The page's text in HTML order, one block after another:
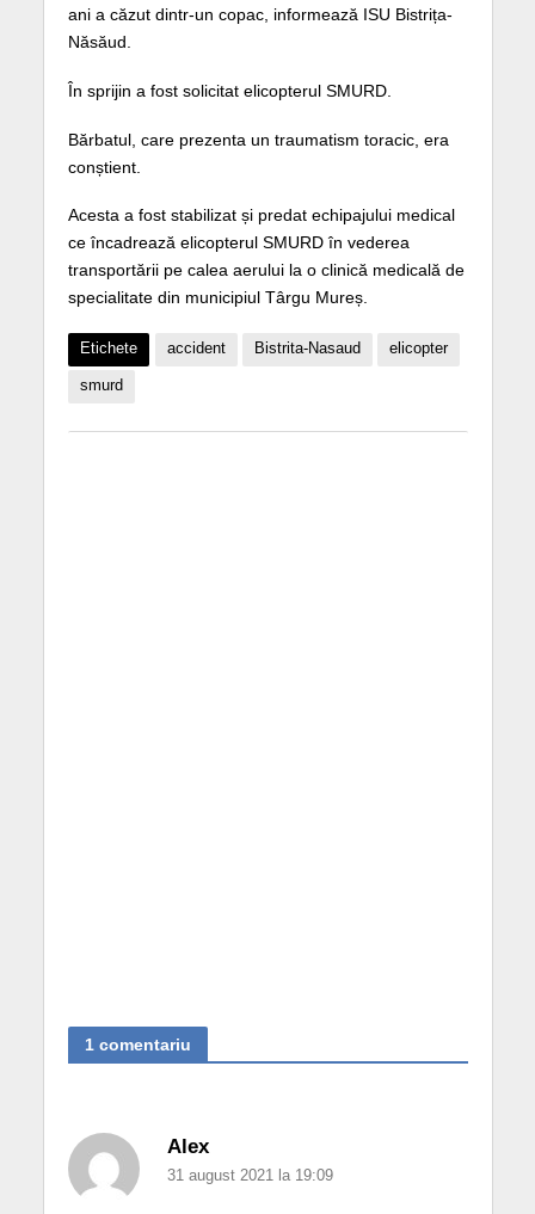
ani a căzut dintr-un copac, informează ISU Bistrița-
Năsăud.
În sprijin a fost solicitat elicopterul SMURD.
Bărbatul, care prezenta un traumatism toracic, era
conștient.
Acesta a fost stabilizat și predat echipajului medical
ce încadrează elicopterul SMURD în vederea
transportării pe calea aerului la o clinică medicală de
specialitate din municipiul Târgu Mureș.
Etichete accident Bistrita-Nasaud elicopter
smurd
1 comentariu
Alex
31 august 2021 la 19:09